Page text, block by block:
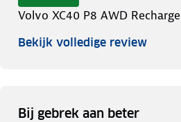
Volvo XC40 P8 AWD Recharge
Bekijk volledige review
Bij gebrek aan beter